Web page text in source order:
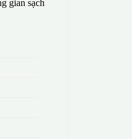
gian sạch